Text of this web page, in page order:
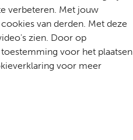
verbeteren. Met jouw
van derden. Met deze
zien. Door op
voor het plaatsen
voor meer